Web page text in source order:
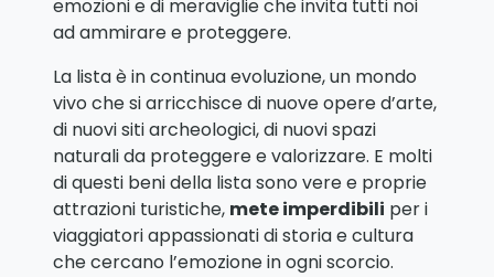
emozioni e di meraviglie che invita tutti noi
ad ammirare e proteggere.
La lista è in continua evoluzione, un mondo
vivo che si arricchisce di nuove opere d’arte,
di nuovi siti archeologici, di nuovi spazi
naturali da proteggere e valorizzare. E molti
di questi beni della lista sono vere e proprie
attrazioni turistiche, mete imperdibili per i
viaggiatori appassionati di storia e cultura
che cercano l’emozione in ogni scorcio.